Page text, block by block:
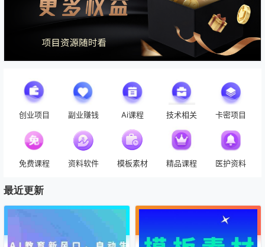
学无止境
创业项目 副业赚钱 Ai课程 技术相关 卡密项目
免费课程 资料软件 模板素材 精品课程 医护资料
最近更新